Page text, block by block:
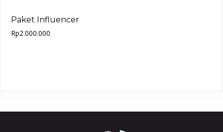
Paket Influencer
Rp2.000.000